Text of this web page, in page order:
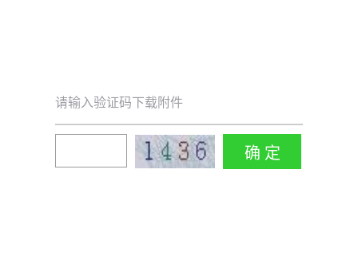
请输入验证码下载附件